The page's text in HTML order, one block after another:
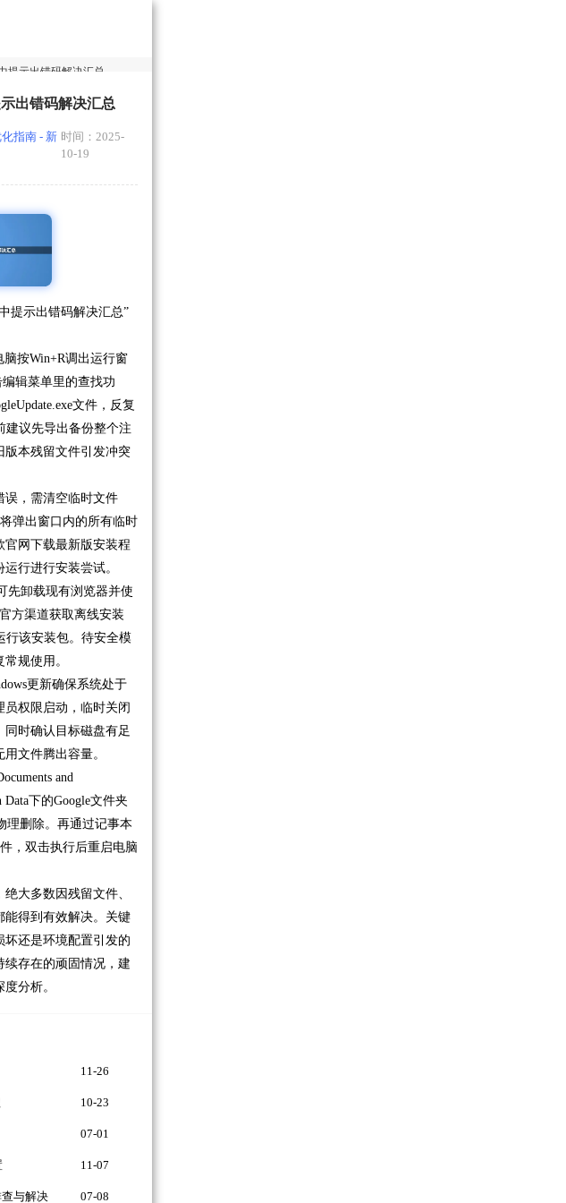
提示出错码解决汇总
出错码解决汇总
指南 - 新 时间：2025-
10-19
提示出错码解决汇总”
脑按Win+R调出运行窗
辑菜单里的查找功
文件，反复
建议先导出备份整个注
版本残留文件引发冲突
误，需清空临时文件
弹出窗口内的所有临时
网下载最新版安装程
行进行安装尝试。
先卸载现有浏览器并使
方渠道获取离线安装
行该安装包。待安全模
规使用。
更新确保系统处于
权限启动，临时关闭
时确认目标磁盘有足
文件腾出容量。
and
Data下的Google文件夹
理删除。再通过记事本
，双击执行后重启电脑
大多数因残留文件、
能得到有效解决。关键
还是环境配置引发的
存在的顽固情况，建
分析。
11-26
10-23
07-01
11-07
与解决 07-08